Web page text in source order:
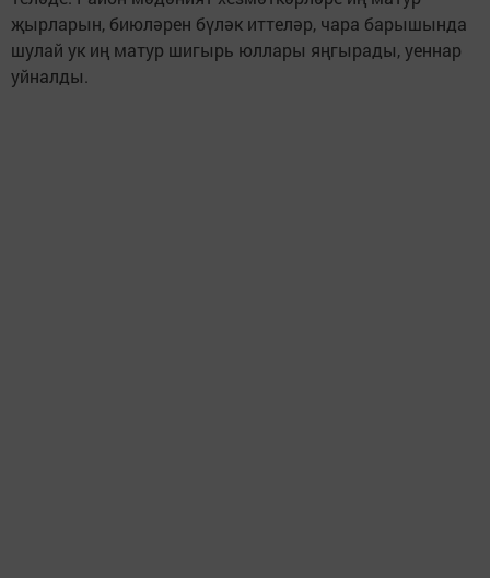
җырларын, биюләрен бүләк иттеләр, чара барышында
шулай ук иң матур шигырь юллары яңгырады, уеннар
уйналды.